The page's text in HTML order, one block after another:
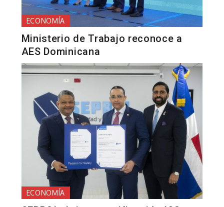
ECONOMÍA
Ministerio de Trabajo reconoce a
AES Dominicana
ECONOMÍA